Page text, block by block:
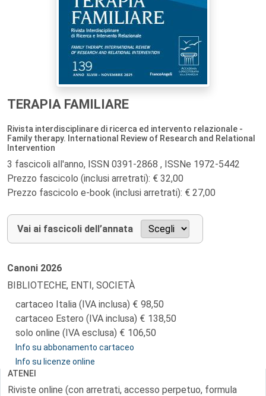
TERAPIA FAMILIARE
Rivista interdisciplinare di ricerca ed intervento relazionale -
Family therapy. International Review of Research and Relational
Intervention
3 fascicoli all'anno, ISSN 0391-2868 , ISSNe 1972-5442
Prezzo fascicolo (inclusi arretrati): € 32,00
Prezzo fascicolo e-book (inclusi arretrati): € 27,00
Vai ai fascicoli dell’annata
Canoni 2026
BIBLIOTECHE, ENTI, SOCIETÀ
cartaceo Italia (IVA inclusa)
98,50
cartaceo Estero (IVA inclusa)
138,50
solo online (IVA esclusa)
106,50
Info su abbonamento cartaceo
Info su licenze online
ATENEI
Riviste online (con arretrati, accesso perpetuo, formula